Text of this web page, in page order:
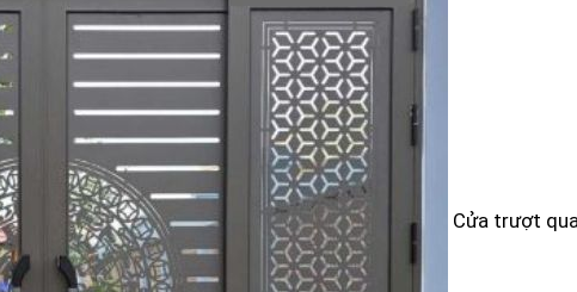
Cửa trượt